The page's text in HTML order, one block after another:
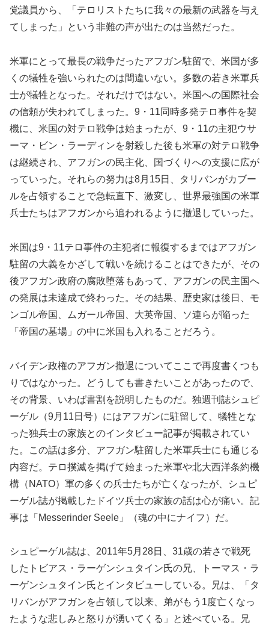
党議員から、「テロリストたちに我々の最新の武器を与え
てしまった」という非難の声が出たのは当然だった。
米軍にとって最長の戦争だったアフガン駐留で、米国が多
くの犠牲を強いられたのは間違いない。多数の若き米軍兵
士が犠牲となった。それだけではない。米国への国際社会
の信頼が失われてしまった。9・11同時多発テロ事件を契
機に、米国の対テロ戦争は始まったが、9・11の主犯ウサ
ーマ・ビン・ラーディンを射殺した後も米軍の対テロ戦争
は継続され、アフガンの民主化、国づくりへの支援に広が
っていった。それらの努力は8月15日、タリバンがカブー
ルを占領することで急転直下、激変し、世界最強国の米軍
兵士たちはアフガンから追われるように撤退していった。
米国は9・11テロ事件の主犯者に報復するまではアフガン
駐留の大義をかざして戦いを続けることはできたが、その
後アフガン政府の腐敗堕落もあって、アフガンの民主国へ
の発展は未達成で終わった。その結果、歴史家は後日、モ
ンゴル帝国、ムガール帝国、大英帝国、ソ連らが陥った
「帝国の墓場」の中に米国も入れることだろう。
バイデン政権のアフガン撤退についてここで再度書くつも
りではなかった。どうしても書きたいことがあったので、
その背景、いわば書割を説明したものだ。独週刊誌シュピ
ーゲル（9月11日号）にはアフガンに駐留して、犠牲とな
った独兵士の家族とのインタビュー記事が掲載されてい
た。この話は多分、アフガン駐留した米軍兵士にも通じる
内容だ。テロ撲滅を掲げて始まった米軍や北大西洋条約機
構（NATO）軍の多くの兵士たちが亡くなったが、シュピ
ーゲル誌が掲載したドイツ兵士の家族の話は心が痛い。記
事は「Messerinder Seele」（魂の中にナイフ）だ。
シュピーゲル誌は、2011年5月28日、31歳の若さで戦死
したトビアス・ラーゲンシュタイン氏の兄、トーマス・ラ
ーゲンシュタイン氏とインタビューしている。兄は、「タ
リバンがアフガンを占領して以来、弟がもう1度亡くなっ
たような悲しみと怒りが湧いてくる」と述べている。兄